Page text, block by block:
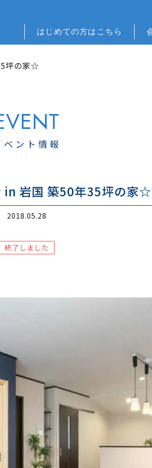
はじめての方はこちら
坪の家☆
ベント情報
in 岩国 築50年35坪の家☆
2018.05.28
終了しました